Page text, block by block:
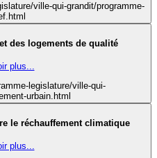
ville-qui-grandit/programme-
des logements de qualité
plus...
legislature/ville-qui-
urbain.html
le réchauffement climatique
plus...